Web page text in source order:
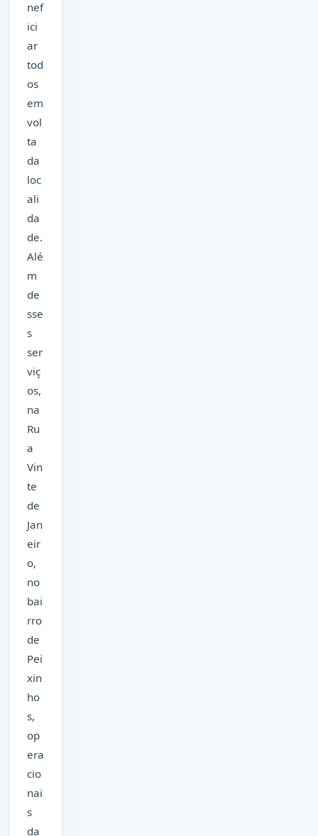
nef
ici
ar
tod
os
em
vol
ta
da
loc
ali
da
de.
Alé
m
de
sse
s
ser
viç
os,
na
Ru
a
Vin
te
de
Jan
eir
o,
no
bai
rro
de
Pei
xin
ho
s,
op
era
cio
nai
s
da